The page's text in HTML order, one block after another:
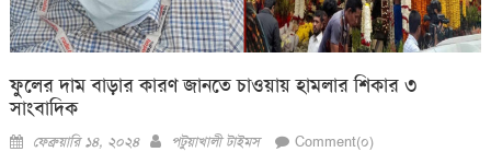
ফুলের দাম বাড়ার কারণ জানতে চাওয়ায় হামলার শিকার ৩
সাংবাদিক
Posted
ফেব্রুয়ারি ১৪, ২০২৪ Author
পটুয়াখালী টাইমস Comment(০)